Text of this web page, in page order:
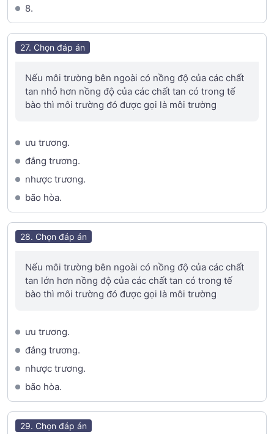
8.
27. Chọn đáp án
Nếu môi trường bên ngoài có nồng độ của các chất
tan nhỏ hơn nồng độ của các chất tan có trong tế
bào thì môi trường đó được gọi là môi trường
ưu trương.
đắng trương.
nhược trương.
bão hòa.
28. Chọn đáp án
Nếu môi trường bên ngoài có nồng độ của các chất
tan lớn hơn nồng độ của các chất tan có trong tế
bào thì môi trường đó được gọi là môi trường
ưu trương.
đắng trương.
nhược trương.
bão hòa.
29. Chọn đáp án